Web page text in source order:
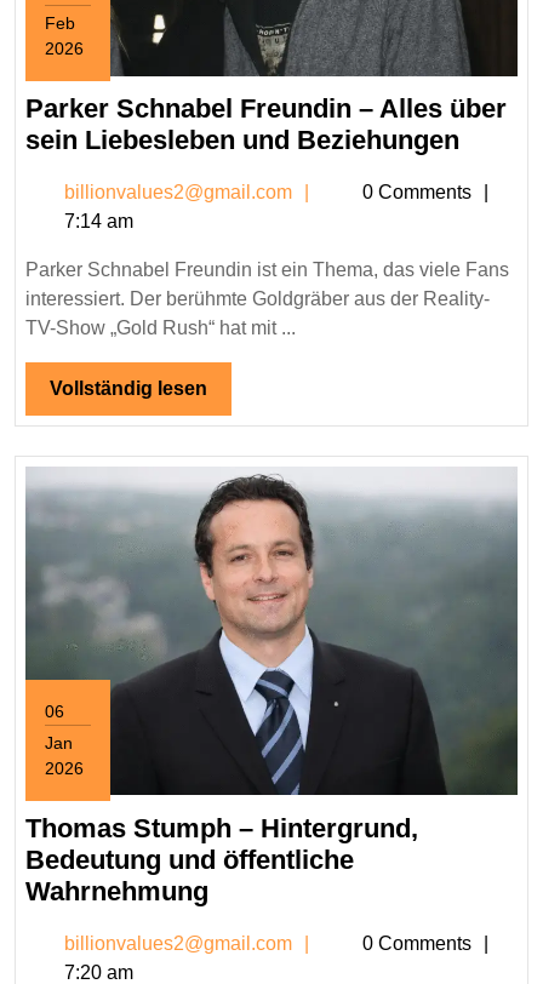
Feb
2026
February
26,
2026
Parker Schnabel Freundin – Alles über
sein Liebesleben und Beziehungen
Alles
über
billionvalues2@gmail.com
0 Comments
7:14 am
Parker Schnabel Freundin ist ein Thema, das viele Fans
interessiert. Der berühmte Goldgräber aus der Reality-
TV-Show „Gold Rush“ hat mit ...
Vollständig lesen
lesen
06
Jan
2026
6,
2026
Thomas Stumph – Hintergrund,
Bedeutung und öffentliche
Wahrnehmung
–
billionvalues2@gmail.com
0 Comments
7:20 am